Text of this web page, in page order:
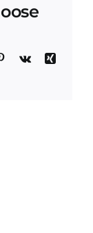
Pinterest
Vk
Xing